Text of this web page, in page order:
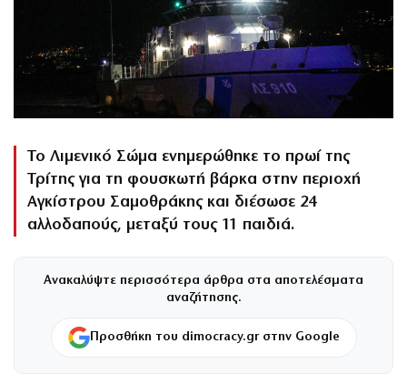
Το Λιμενικό Σώμα ενημερώθηκε το πρωί της
Τρίτης για τη φουσκωτή βάρκα στην περιοχή
Αγκίστρου Σαμοθράκης και διέσωσε 24
αλλοδαπούς, μεταξύ τους 11 παιδιά.
Ανακαλύψτε περισσότερα άρθρα στα αποτελέσματα
αναζήτησης.
Προσθήκη του dimocracy.gr στην Google